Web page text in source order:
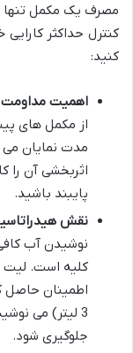
مصرف یک مکمل تنها
کنترل حداکثر
کنید:
اهمیت
از مکمل های
مدت نمایان
اثربخشی آن را
پایبند باشید.
نقش
نوشیدن آب
کلیه است. لیت
3 لیتر) می
جلوگیری شود.